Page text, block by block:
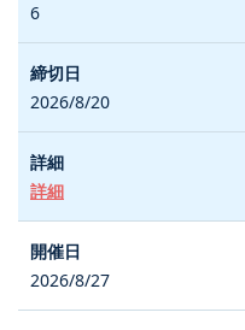
6
2026/8/20
詳細
2026/8/27